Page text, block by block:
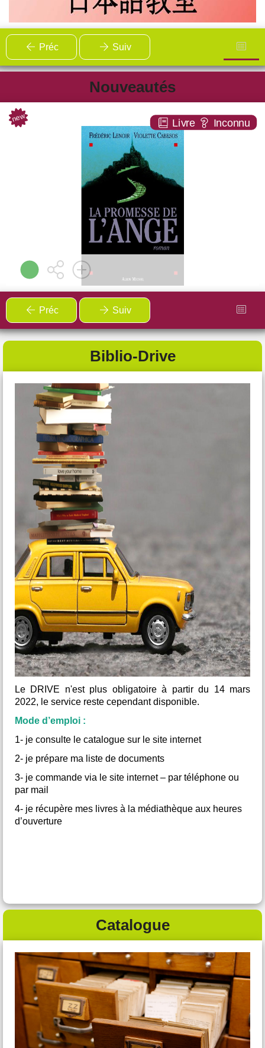
Cours de Japonais
A partir du lundi 2 mars
Salle sous la mairie - Fondamente
Envie de prolonger le voyage après l’expo
?
L’exposition vous a donné le goût du Japon ? Bonne
nouvelle !
À la suite de cet événement, l'AFR du Canton de Cornus
proposedes cours de japonais tous les lundis de 18h30
dans la salle sous la mairie à Fondamente. Une
belle occasion de continuer l’aventure, de découvrir les
bases de la langue et de plonger un peu plus dans la
culture japonaise - le tout dans une ambiance conviviale et
accessible à tous.
Renseignement au 06.87.43.24.70
OUVERT à TOUS
Préc Suiv
Nouveautés
Livre Inconnu
new La promesse de l'ange
ROMAN
Frédéric LENOIR
Albin michel ( Paris - 2004 )
Plus d'infos
Préc Suiv
Biblio-Drive
Le DRIVE n'est plus obligatoire à partir du 14 mars
2022, le service reste cependant disponible.
Mode d’emploi :
1- je consulte le catalogue sur le site internet
2- je prépare ma liste de documents
3- je commande via le site internet – par téléphone ou
par mail
4- je récupère mes livres à la médiathèque aux heures
d’ouverture
Catalogue